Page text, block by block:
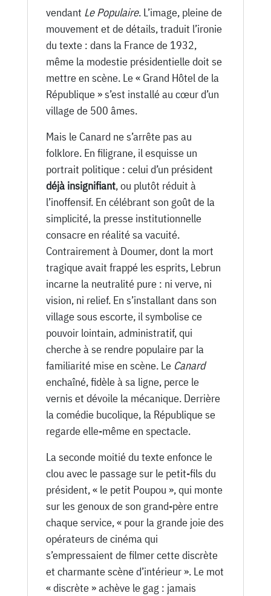
vendant Le Populaire. L’image, pleine de
mouvement et de détails, traduit l’ironie
du texte : dans la France de 1932,
même la modestie présidentielle doit se
mettre en scène. Le « Grand Hôtel de la
République » s’est installé au cœur d’un
village de 500 âmes.
Mais le Canard ne s’arrête pas au
folklore. En filigrane, il esquisse un
portrait politique : celui d’un président
déjà insignifiant, ou plutôt réduit à
l’inoffensif. En célébrant son goût de la
simplicité, la presse institutionnelle
consacre en réalité sa vacuité.
Contrairement à Doumer, dont la mort
tragique avait frappé les esprits, Lebrun
incarne la neutralité pure : ni verve, ni
vision, ni relief. En s’installant dans son
village sous escorte, il symbolise ce
pouvoir lointain, administratif, qui
cherche à se rendre populaire par la
familiarité mise en scène. Le Canard
enchaîné, fidèle à sa ligne, perce le
vernis et dévoile la mécanique. Derrière
la comédie bucolique, la République se
regarde elle-même en spectacle.
La seconde moitié du texte enfonce le
clou avec le passage sur le petit-fils du
président, « le petit Poupou », qui monte
sur les genoux de son grand-père entre
chaque service, « pour la grande joie des
opérateurs de cinéma qui
s’empressaient de filmer cette discrète
et charmante scène d’intérieur ». Le mot
« discrète » achève le gag : jamais